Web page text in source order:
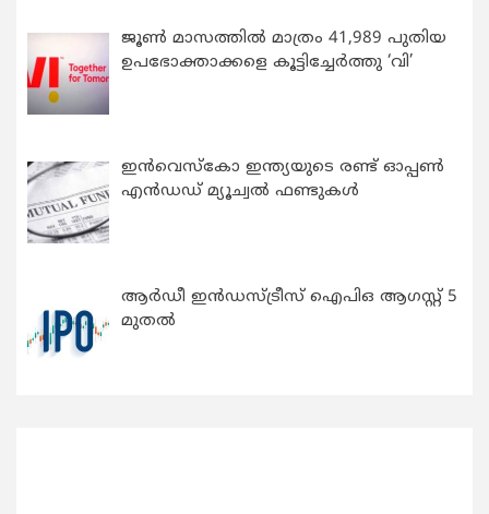
ജൂൺ മാസത്തിൽ മാത്രം 41,989 പുതിയ
ഉപഭോക്താക്കളെ കൂട്ടിച്ചേർത്തു ‘വി’
ഇന്‍വെസ്കോ ഇന്ത്യയുടെ രണ്ട് ഓപ്പണ്‍
എന്‍ഡഡ് മ്യൂച്വല്‍ ഫണ്ടുകള്‍
ആർഡീ ഇൻഡസ്ട്രീസ് ഐപിഒ ആഗസ്റ്റ് 5
മുതൽ